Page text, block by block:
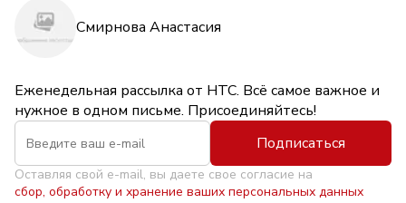
Смирнова Анастасия
Еженедельная рассылка от НТС. Всё самое важное и
нужное в одном письме. Присоединяйтесь!
Подписаться
Оставляя свой e-mail, вы даете свое согласие на
сбор, обработку и хранение ваших персональных данных